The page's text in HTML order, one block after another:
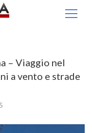
– Viaggio nel
a vento e strade